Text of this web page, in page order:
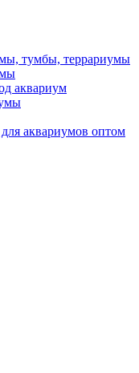
тумбы, террариумы
аквариум
аквариумов оптом